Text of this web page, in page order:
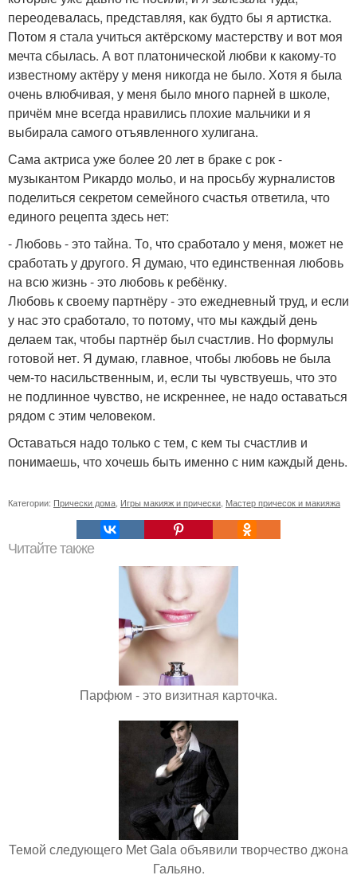
переодевалась, представляя, как будто бы я артистка.
Потом я стала учиться актёрскому мастерству и вот моя
мечта сбылась. А вот платонической любви к какому-то
известному актёру у меня никогда не было. Хотя я была
очень влюбчивая, у меня было много парней в школе,
причём мне всегда нравились плохие мальчики и я
выбирала самого отъявленного хулигана.
Сама актриса уже более 20 лет в браке с рок -
музыкантом Рикардо мольо, и на просьбу журналистов
поделиться секретом семейного счастья ответила, что
единого рецепта здесь нет:
- Любовь - это тайна. То, что сработало у меня, может не
сработать у другого. Я думаю, что единственная любовь
на всю жизнь - это любовь к ребёнку.
Любовь к своему партнёру - это ежедневный труд, и если
у нас это сработало, то потому, что мы каждый день
делаем так, чтобы партнёр был счастлив. Но формулы
готовой нет. Я думаю, главное, чтобы любовь не была
чем-то насильственным, и, если ты чувствуешь, что это
не подлинное чувство, не искреннее, не надо оставаться
рядом с этим человеком.
Оставаться надо только с тем, с кем ты счастлив и
понимаешь, что хочешь быть именно с ним каждый день.
Категории: Прически дома Игры макияж и прически Мастер причесок и макияжа
Читайте также
Парфюм - это визитная карточка.
Темой следующего Met Gala объявили творчество джона
Гальяно.